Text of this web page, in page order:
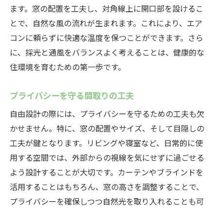
ます。窓の配置を工夫し、対角線上に開口部を設けるこ
とで、自然な風の流れが生まれます。これにより、エア
コンに頼らずに快適な温度を保つことができます。さら
に、採光と通風をバランスよく考えることは、健康的な
住環境を育むための第一歩です。
プライバシーを守る間取りの工夫
自由設計の際には、プライバシーを守るための工夫も欠
かせません。特に、窓の配置やサイズ、そして目隠しの
工夫が鍵となります。リビングや寝室など、日常的に使
用する空間では、外部からの視線を気にせずに過ごせる
よう設計することが大切です。カーテンやブラインドを
活用することはもちろん、窓の高さを調整することで、
プライバシーを確保しつつ自然光を取り入れることも可